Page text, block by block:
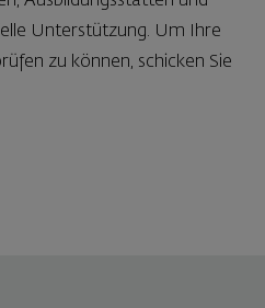
Unterstützung. Um Ihre
zu können, schicken Sie